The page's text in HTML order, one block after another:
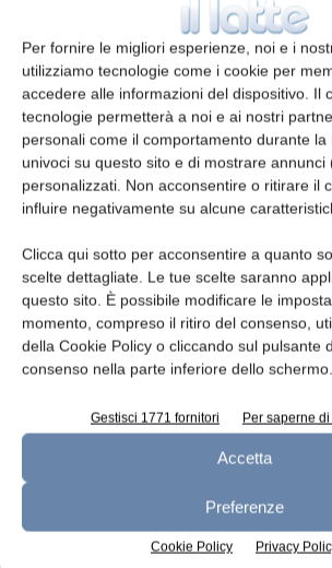
Per fornire le migliori esperienze, noi e i
utilizziamo tecnologie come i cookie per
accedere alle informazioni del dispositivo. Il
tecnologie permetterà a noi e ai nostri
personali come il comportamento durante la
univoci su questo sito e di mostrare annunci
personalizzati. Non acconsentire o ritirare il
influire negativamente su alcune
Clicca qui sotto per acconsentire a quanto
scelte dettagliate. Le tue scelte saranno
questo sito. È possibile modificare le
momento, compreso il ritiro del consenso,
della Cookie Policy o cliccando sul pulsante
consenso nella parte inferiore dello schermo.
Gestisci 1771 fornitori Per saperne
Accetta
Preferenze
Cookie Policy Privacy
Valio anticipa gli obiettivi di
dei pack monodose di
redazione 11 Aprile 2025
Europack nel perimetro di